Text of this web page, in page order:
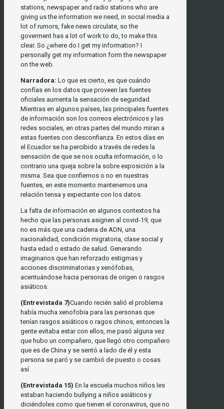
stations, newspaper and radio stations who are
giving us the information we need, in social media a
lot of rumors, fake news circulate, so the
goverment has a lot of work to do, to make this
clear. So ¿where do I get my information? I
personally get my information form the newspaper
on the web.
Narradora: Lo que es cierto, es que cuándo
confías en los datos que proveen las fuentes
oficiales aumenta la sensación de seguridad.
Mientras en algunos países, las principales fuentes
de información son los correos electrónicos y las
redes sociales, en otras partes del mundo miran a
estas fuentes con desconfianza. En estos días en
el Ecuador se ha percibido a través de redes la
sensación de que se nos oculta información, o lo
contrario una queja sobre la sobre exposición a la
misma. Sea que confiemos o no en nuestras
fuentes, en este momento mantenemos una
relación tensa y expectante con los datos.
La falta de información en algunos contextos ha
hecho que las personas asignen al covid-19, que
no es más que una cadena de ADN, una
nacionalidad, condición migratoria, clase social y
hasta edad o estado de salud. Generando
imaginarios que han reforzado estigmas y
acciones discriminatorias y xenófobas,
acentuándose hacia personas de origen o rasgos
asiáticos.
(Entrevistada 7)Cuando recién salió el problema
había mucha xenofobia para las personas que
tenían rasgos asiáticos o ragos chinos, entonces la
gente evitaba estar con ellos, me pasó alguna vez
que hubo un compañero, que llegó otro compañero
que es de China y se sentó a lado de él y esta
persona se paró y se cambió de puesto o cosas
así.
(Entrevistada 15) En la escuela muchos niños les
estaban haciendo bullying a niños asiáticos y
diciéndoles como que tienen el coronavirus, que no